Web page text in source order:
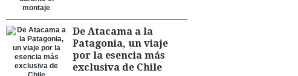
De Atacama a la
Patagonia, un viaje
por la esencia más
exclusiva de Chile